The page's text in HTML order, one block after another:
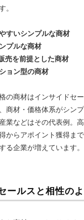
。
すいシンプルな商材
プルな商材
売を前提とした商材
ョン型の商材
の商材はインサイドセ
商材・価格体系がシン
業などはその代表例。
からアポイント獲得ま
る企業が増えています。
ールスと相性の